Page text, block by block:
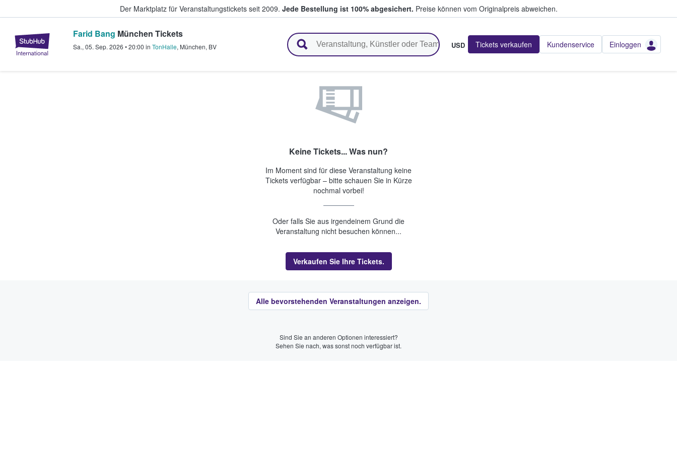
Der Marktplatz für Veranstaltungstickets seit 2009. Jede Bestellung ist 100% abgesichert. Preise können vom Originalpreis abweichen.
StubHub - Wo Fans Tickets kaufen & verkaufen
Farid Bang München Tickets
Sa., 05. Sep. 2026 •20:00 in TonHalle, München, BV USD Tickets verkaufen Kundenservice Einloggen
Keine Tickets... Was nun?
Im Moment sind für diese Veranstaltung keine
Tickets verfügbar – bitte schauen Sie in Kürze
nochmal vorbei!
Oder falls Sie aus irgendeinem Grund die
Veranstaltung nicht besuchen können...
Verkaufen Sie Ihre Tickets.
Alle bevorstehenden Veranstaltungen anzeigen.
Sind Sie an anderen Optionen interessiert?
Sehen Sie nach, was sonst noch verfügbar ist.